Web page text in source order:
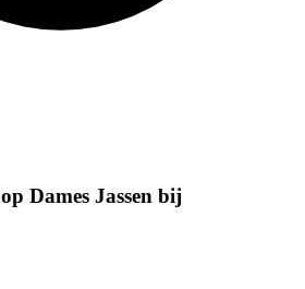
op Dames Jassen bij